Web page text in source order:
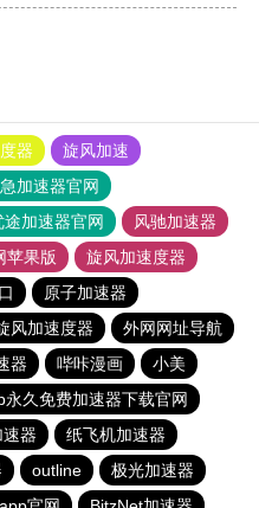
器
旋风加速
加速器官网
途加速器官网
风驰加速器
苹果版
旋风加速度器
原子加速器
风加速度器
外网网址导航
器 哔咔漫画
小美
永久免费加速器下载官网
器
纸飞机加速器
outline
极光加速器